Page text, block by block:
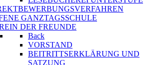
GANZTAGSSCHULE
DER FREUNDE
Back
VORSTAND
BEITRITTSERKLÄRUNG UND
SATZUNG